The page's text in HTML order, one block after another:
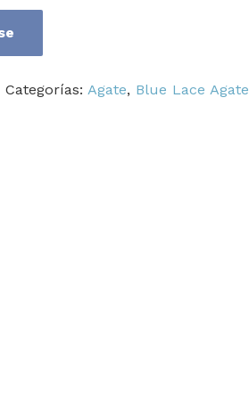
Categorías: Agate, Blue Lace Agate